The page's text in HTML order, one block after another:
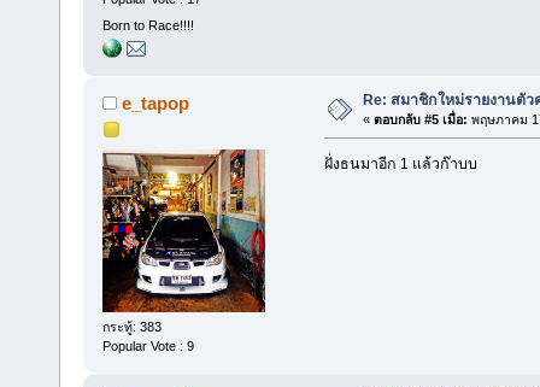
Born to Race!!!!
e_tapop
กระทู้: 383
Popular Vote : 9
Re: สมาชิกใหม่รายงานตัว
« ตอบกลับ #5 เมื่อ: พฤษภาคม
ฝั่งธนมาอีก 1 แล้วก๊าบบ